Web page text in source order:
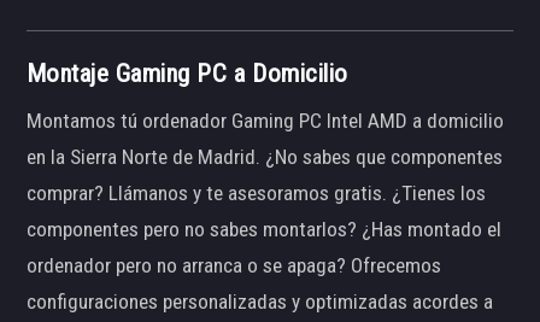
Montaje Gaming PC a Domicilio
Montamos tú ordenador Gaming PC Intel AMD a domicilio
en la Sierra Norte de Madrid. ¿No sabes que componentes
comprar? Llámanos y te asesoramos gratis. ¿Tienes los
componentes pero no sabes montarlos? ¿Has montado el
ordenador pero no arranca o se apaga? Ofrecemos
configuraciones personalizadas y optimizadas acordes a